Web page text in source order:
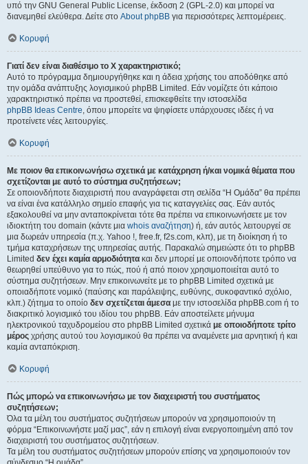
υπό την GNU General Public License, έκδοση 2 (GPL-2.0) και μπορεί να
διανεμηθεί ελεύθερα. Δείτε στο About phpBB για περισσότερες λεπτομέρειες.
Κορυφή
Γιατί δεν είναι διαθέσιμο το Χ χαρακτηριστικό;
Αυτό το πρόγραμμα δημιουργήθηκε και η άδεια χρήσης του αποδόθηκε από
την ομάδα ανάπτυξης λογισμικού phpBB Limited. Εάν νομίζετε ότι κάποιο
χαρακτηριστικό πρέπει να προστεθεί, επισκεφθείτε την ιστοσελίδα
phpBB Ideas Centre, όπου μπορείτε να ψηφίσετε υπάρχουσες ιδέες ή να
προτείνετε νέες λειτουργίες.
Κορυφή
Με ποιον θα επικοινωνήσω σχετικά με κατάχρηση ή/και νομικά θέματα που
σχετίζονται με αυτό το σύστημα συζητήσεων;
Σε οποιονδήποτε διαχειριστή που αναγράφεται στη σελίδα “Η Ομάδα” θα πρέπει
να είναι ένα κατάλληλο σημείο επαφής για τις καταγγελίες σας. Εάν αυτός
εξακολουθεί να μην ανταποκρίνεται τότε θα πρέπει να επικοινωνήσετε με τον
ιδιοκτήτη του domain (κάντε μια whois αναζήτηση) ή, εάν αυτός λειτουργεί σε
μια δωρεάν υπηρεσία (π.χ. Yahoo !, free.fr, f2s.com, κλπ), με τη διοίκηση ή το
τμήμα καταχρήσεων της υπηρεσίας αυτής. Παρακαλώ σημειώστε ότι το phpBB
Limited δεν έχει καμία αρμοδιότητα και δεν μπορεί με οποιονδήποτε τρόπο να
θεωρηθεί υπεύθυνο για το πώς, πού ή από ποιον χρησιμοποιείται αυτό το
σύστημα συζητήσεων. Μην επικοινωνείτε με το phpBB Limited σχετικά με
οποιαδήποτε νομικό (παύσης και παράλειψης, ευθύνης, συκοφαντικό σχόλιο,
κλπ.) ζήτημα το οποίο δεν σχετίζεται άμεσα με την ιστοσελίδα phpBB.com ή το
διακριτικό λογισμικό του ιδίου του phpBB. Εάν αποστείλετε μήνυμα
ηλεκτρονικού ταχυδρομείου στο phpBB Limited σχετικά με οποιοδήποτε τρίτο
μέρος χρήσης αυτού του λογισμικού θα πρέπει να αναμένετε μια αρνητική ή και
καμία ανταπόκριση.
Κορυφή
Πώς μπορώ να επικοινωνήσω με τον διαχειριστή του συστήματος
συζητήσεων;
Όλα τα μέλη του συστήματος συζητήσεων μπορούν να χρησιμοποιούν τη
φόρμα “Επικοινωνήστε μαζί μας”, εάν η επιλογή είναι ενεργοποιημένη από τον
διαχειριστή του συστήματος συζητήσεων.
Τα μέλη του συστήματος συζητήσεων μπορούν επίσης να χρησιμοποιούν τον